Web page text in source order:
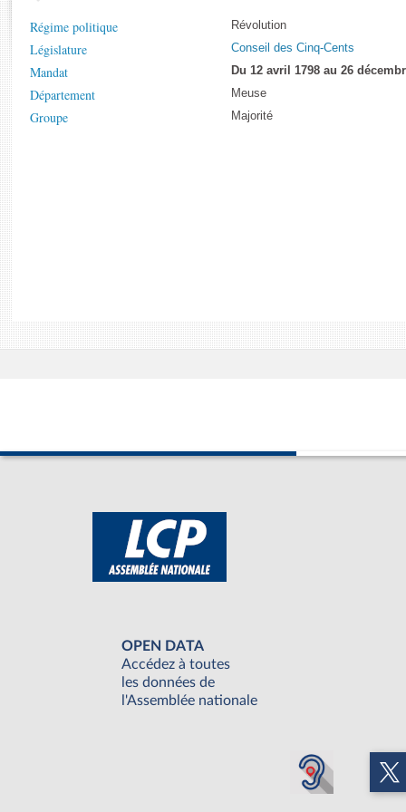
Rapports législatifs
Rapports sur l'application des lois
Baromètre de l’application des lois
Dossiers législatifs
Régime politique Révolution
Législature Conseil des Cinq-Cents
Mandat Du 12 avril 1798 au 26
Département Meuse
Groupe Majorité
OPEN DATA
Accédez à toutes
les données de
l'Assemblée nationale